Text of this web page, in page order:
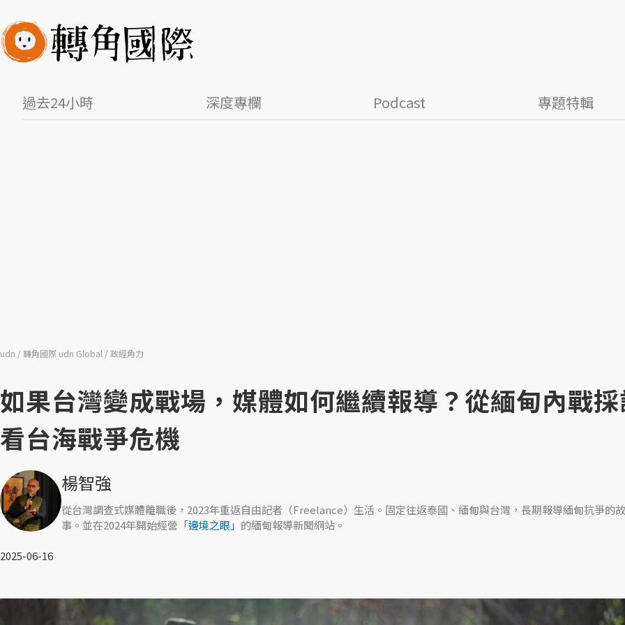
過去24小時 深度專欄 Podcast 專題特輯
udn 轉角國際 udn Global 政經角力
如果台灣變成戰場，媒體如何繼續報導？從緬甸內戰
看台海戰爭危機
楊智強
從台灣調查式媒體離職後，2023年重返自由記者（Freelance）生活。固定往返泰國、緬甸與台灣，長期報導緬甸抗爭的故
事。並在2024年開始經營 「邊境之眼」 的緬甸報導新聞網站。
2025-06-16